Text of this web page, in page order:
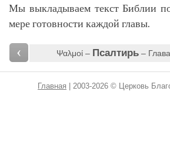
Мы выкладываем текст Библии
мере готовности каждой главы.
‹ Ψαλμοί – Псалтирь–
Главная | 2003-2026 © Церковь